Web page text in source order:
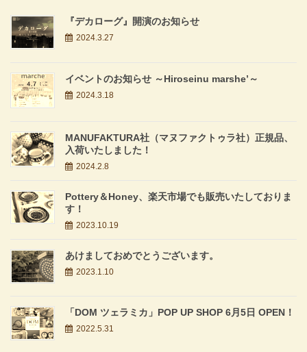
『デカローグ』開演のお知らせ
2024.3.27
イベントのお知らせ ～Hiroseinu marshe’～
2024.3.18
MANUFAKTURA社（マヌファクトゥラ社）正規品、
入荷いたしました！
2024.2.8
Pottery＆Honey、楽天市場でも販売いたしておりま
す！
2023.10.19
あけましておめでとうございます。
2023.1.10
「DOM ツェラミカ」POP UP SHOP 6月5日 OPEN！
2022.5.31